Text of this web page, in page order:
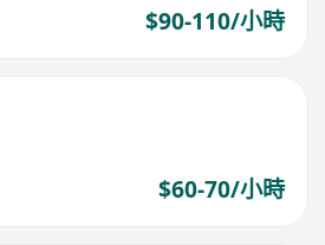
$90-110/小時
$60-70/小時